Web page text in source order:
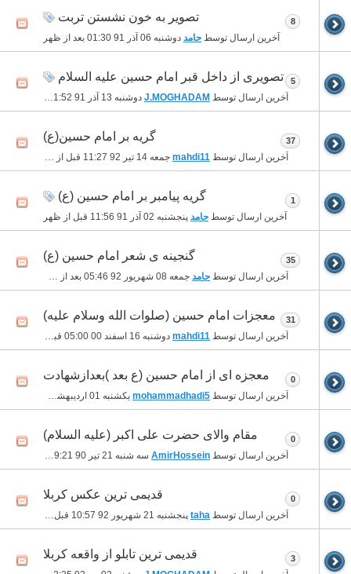
تصویر به خون نشستن تربت
آخرین ارسال توسط حامد دوشنبه 06 آذر 91 01:30 بعد از ظهر
8
تصویری از داخل قبر امام حسین علیه السلام
آخرین ارسال توسط J.MOGHADAM دوشنبه 13 آذر 91 11:52 قبل از ظهر
5
گریه بر امام حسین(ع)
آخرین ارسال توسط mahdi11 جمعه 14 تیر 92 11:27 قبل از ظهر
37
گریه پیامبر بر امام حسین (ع)
آخرین ارسال توسط حامد پنجشنبه 02 آذر 91 11:56 قبل از ظهر
1
گنجینه ی شعر امام حسین (ع)
آخرین ارسال توسط حامد جمعه 08 شهریور 92 05:46 بعد از ظهر
35
معجزات امام حسین (صلوات الله وسلام علیه)
آخرین ارسال توسط mahdi11 دوشنبه 16 اسفند 00 05:00 قبل از ظهر
31
معجزه ای از امام حسین (ع بعد )بعدازشهادت
آخرین ارسال توسط mohammadhadi5 یکشنبه 01 اردیبهشت 92
0
مقام والای حضرت علی اکبر (علیه السلام)
آخرین ارسال توسط AmirHossein سه شنبه 21 تیر 90 09:21 بعد از ظهر
0
قدیمی ترین عکس کربلا
آخرین ارسال توسط taha پنجشنبه 21 شهریور 92 10:57 قبل از ظهر
0
قدیمی ترین تابلو از واقعه کربلا 3